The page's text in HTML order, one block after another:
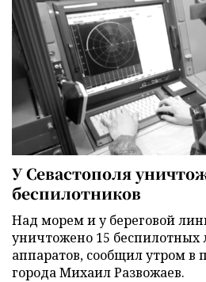
У Севастополя
беспилотников
Над морем и у береговой
уничтожено 15 беспилотных
аппаратов, сообщил утром в
города Михаил Развожаев.